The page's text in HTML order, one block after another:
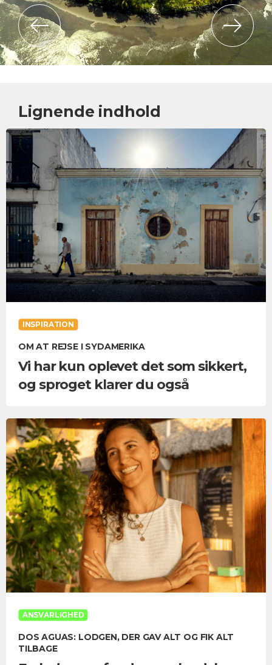
Previous Next
Lignende indhold
INSPIRATION
OM AT REJSE I SYDAMERIKA
Vi har kun oplevet det som sikkert,
og sproget klarer du også
ANSVARLIGHED
DOS AGUAS: LODGEN, DER GAV ALT OG FIK ALT
TILBAGE